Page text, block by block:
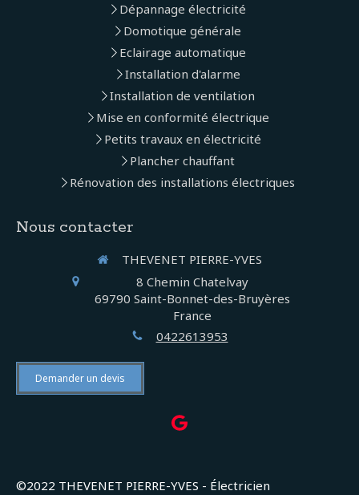
Dépannage électricité
Domotique générale
Eclairage automatique
Installation d'alarme
Installation de ventilation
Mise en conformité électrique
Petits travaux en électricité
Plancher chauffant
Rénovation des installations électriques
Nous contacter
THEVENET PIERRE-YVES
8 Chemin Chatelvay
69790 Saint-Bonnet-des-Bruyères
France
0422613953
Demander un devis
©2022 THEVENET PIERRE-YVES - Électricien